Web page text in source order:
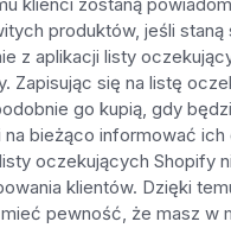
klienci zostaną
produktów, jeśli staną
z aplikacji listy
Zapisując się na listę
go kupią, gdy
na bieżąco informować
oczekujących Shopify
klientów. Dzięki
pewność, że masz w